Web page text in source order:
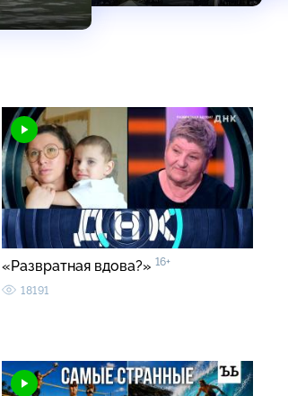
«Развратная вдова?» 16+
18191